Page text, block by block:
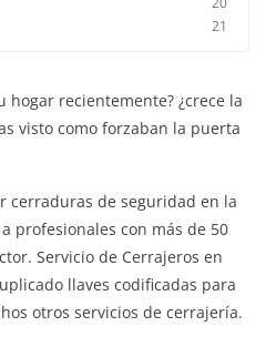
20
21
recientemente? ¿crece la
visto como forzaban la puerta
cerraduras de seguridad en la
profesionales con más de 50
Servicio de Cerrajeros en
llaves codificadas para
otros servicios de cerrajería.
LIBROS CINE Y TV
llega al cine y te